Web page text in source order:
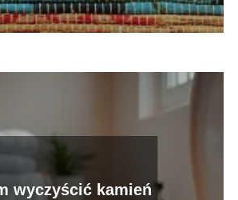
wyczyścić kamień